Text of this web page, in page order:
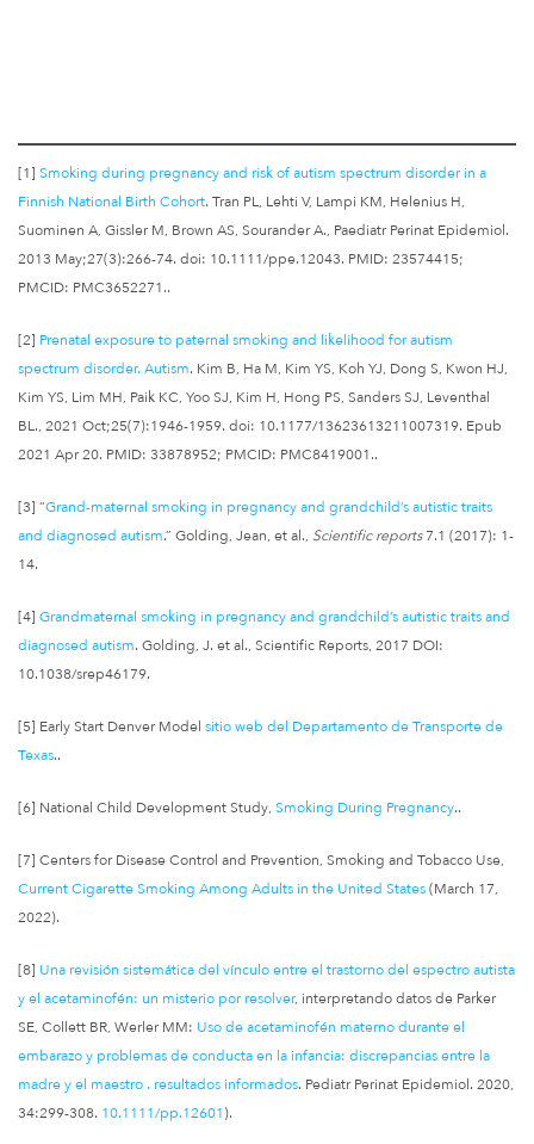
[1] Smoking during pregnancy and risk of autism spectrum disorder in a
Finnish National Birth Cohort. Tran PL, Lehti V, Lampi KM, Helenius H,
Suominen A, Gissler M, Brown AS, Sourander A., Paediatr Perinat Epidemiol.
2013 May;27(3):266-74. doi: 10.1111/ppe.12043. PMID: 23574415;
PMCID: PMC3652271..
[2] Prenatal exposure to paternal smoking and likelihood for autism
spectrum disorder. Autism. Kim B, Ha M, Kim YS, Koh YJ, Dong S, Kwon HJ,
Kim YS, Lim MH, Paik KC, Yoo SJ, Kim H, Hong PS, Sanders SJ, Leventhal
BL., 2021 Oct;25(7):1946-1959. doi: 10.1177/13623613211007319. Epub
2021 Apr 20. PMID: 33878952; PMCID: PMC8419001..
[3] “Grand-maternal smoking in pregnancy and grandchild’s autistic traits
and diagnosed autism.” Golding, Jean, et al., Scientific reports7.1 (2017): 1-
14.
[4] Grandmaternal smoking in pregnancy and grandchild’s autistic traits and
diagnosed autism. Golding, J. et al., Scientific Reports, 2017 DOI:
10.1038/srep46179.
[5] Early Start Denver Model sitio web del Departamento de Transporte de
Texas..
[6] National Child Development Study, Smoking During Pregnancy..
[7] Centers for Disease Control and Prevention, Smoking and Tobacco Use,
Current Cigarette Smoking Among Adults in the United States(March 17,
2022).
[8] Una revisión sistemática del vínculo entre el trastorno del espectro autista
y el acetaminofén: un misterio por resolver, interpretando datos de Parker
SE, Collett BR, Werler MM: Uso de acetaminofén materno durante el
embarazo y problemas de conducta en la infancia: discrepancias entre la
madre y el maestro . resultados informados. Pediatr Perinat Epidemiol. 2020,
34:299-308. 10.1111/pp.12601).